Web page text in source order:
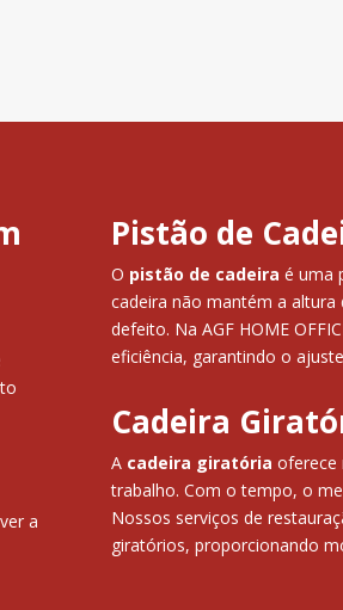
a
Pistão de
O pistão de cadeira é uma
cadeira não mantém a
defeito. Na AGF HOME
eficiência, garantindo o
Cadeira
A cadeira giratória oferece
trabalho. Com o tempo, o
Nossos serviços de
giratórios, proporcionando